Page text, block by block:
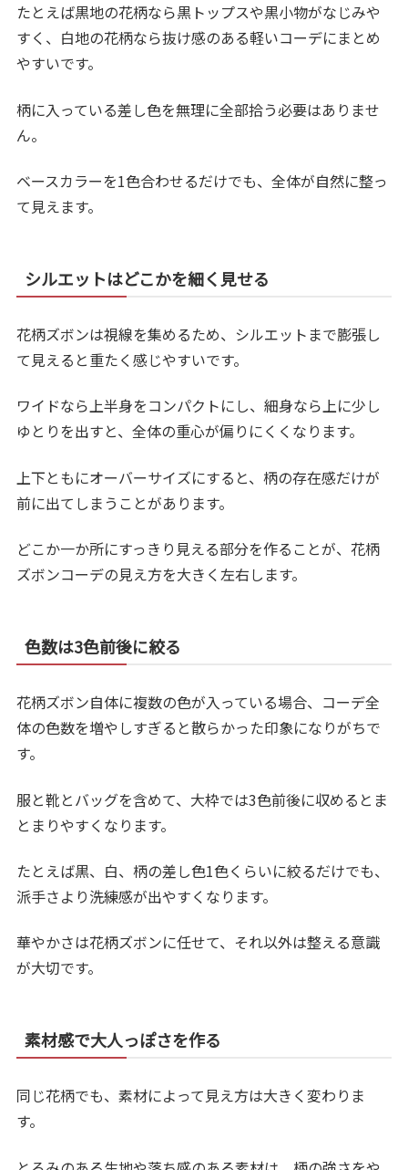
たとえば黒地の花柄なら黒トップスや黒小物がなじみや
すく、白地の花柄なら抜け感のある軽いコーデにまとめ
やすいです。
柄に入っている差し色を無理に全部拾う必要はありませ
ん。
ベースカラーを1色合わせるだけでも、全体が自然に整っ
て見えます。
シルエットはどこかを細く見せる
花柄ズボンは視線を集めるため、シルエットまで膨張し
て見えると重たく感じやすいです。
ワイドなら上半身をコンパクトにし、細身なら上に少し
ゆとりを出すと、全体の重心が偏りにくくなります。
上下ともにオーバーサイズにすると、柄の存在感だけが
前に出てしまうことがあります。
どこか一か所にすっきり見える部分を作ることが、花柄
ズボンコーデの見え方を大きく左右します。
色数は3色前後に絞る
花柄ズボン自体に複数の色が入っている場合、コーデ全
体の色数を増やしすぎると散らかった印象になりがちで
す。
服と靴とバッグを含めて、大枠では3色前後に収めるとま
とまりやすくなります。
たとえば黒、白、柄の差し色1色くらいに絞るだけでも、
派手さより洗練感が出やすくなります。
華やかさは花柄ズボンに任せて、それ以外は整える意識
が大切です。
素材感で大人っぽさを作る
同じ花柄でも、素材によって見え方は大きく変わりま
す。